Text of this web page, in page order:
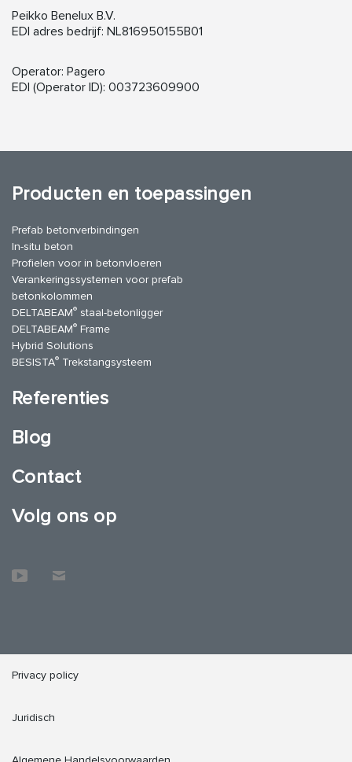
Peikko Benelux B.V.
EDI adres bedrijf: NL816950155B01
Operator: Pagero
EDI (Operator ID): 003723609900
Producten en toepassingen
Prefab betonverbindingen
In-situ beton
Profielen voor in betonvloeren
Verankeringssystemen voor prefab
betonkolommen
DELTABEAM® staal-betonligger
DELTABEAM® Frame
Hybrid Solutions
BESISTA® Trekstangsysteem
Referenties
Blog
Contact
Volg ons op
Privacy policy
Juridisch